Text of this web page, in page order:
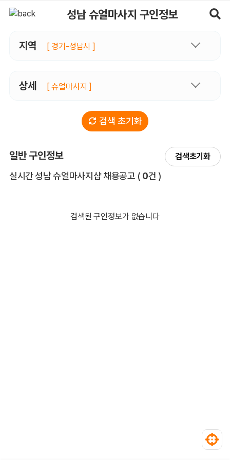
성남 슈얼마사지 구인정보
지역 [ 경기-성남시 ]
상세 [ 슈얼마사지 ]
검색 초기화
일반 구인정보 검색초기화
실시간 성남 슈얼마사지샵 채용공고 전체 목록
( 0건 )
검색된 구인정보가 없습니다